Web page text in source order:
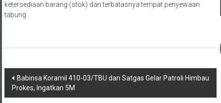
ketersediaan barang (stok) dan terbatasnya tempat penyewaan
tabung.
Navigasi
pos
Babinsa Koramil 410-03/TBU dan Satgas Gelar Patroli Himbau
Prokes, Ingatkan 5M